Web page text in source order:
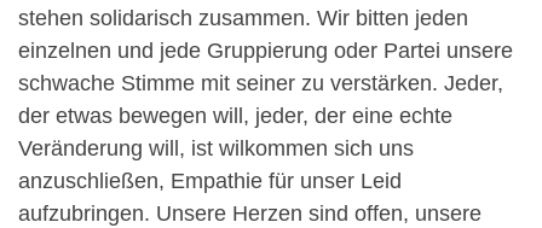
stehen solidarisch zusammen. Wir bitten jeden
einzelnen und jede Gruppierung oder Partei unsere
schwache Stimme mit seiner zu verstärken. Jeder,
der etwas bewegen will, jeder, der eine echte
Veränderung will, ist wilkommen sich uns
anzuschließen, Empathie für unser Leid
aufzubringen. Unsere Herzen sind offen, unsere